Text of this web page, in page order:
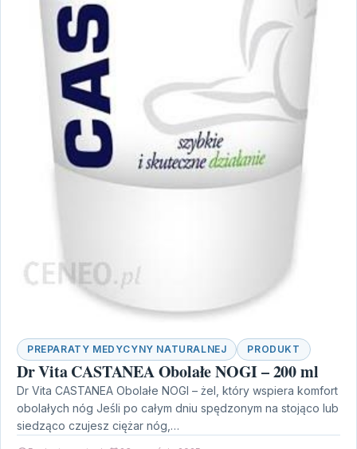
PREPARATY MEDYCYNY NATURALNEJ PRODUKT
Dr Vita CASTANEA Obolałe NOGI – 200 ml
Dr Vita CASTANEA Obolałe NOGI – żel, który wspiera komfort
obolałych nóg Jeśli po całym dniu spędzonym na stojąco lub
siedząco czujesz ciężar nóg,…